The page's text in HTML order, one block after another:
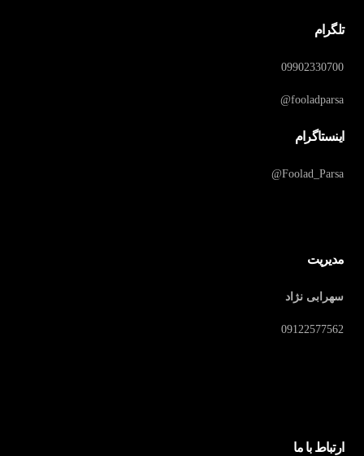
تلگرام
09902330700
fooladparsa@
اینستاگرام
Foolad_Parsa@
مدیریت
سهرابی نژاد
09122577562
ارتباط با ما